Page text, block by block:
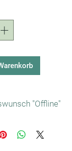
"Offline"
unser Konto